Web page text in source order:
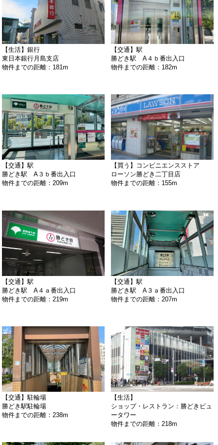
【生活】銀行
東日本銀行月島支店
物件までの距離：181m
【交通】駅
勝どき駅 A４ｂ番出入口
物件までの距離：182m
【交通】駅
勝どき駅 A３ｂ番出入口
物件までの距離：209m
【買う】コンビニエンスストア
ローソン勝どき二丁目店
物件までの距離：155m
【交通】駅
勝どき駅 A４ａ番出入口
物件までの距離：219m
【交通】駅
勝どき駅 A３ａ番出入口
物件までの距離：207m
【交通】駐輪場
勝どき駅駐輪場
物件までの距離：238m
【生活】
ショップ・レストラン：勝どきビュ
ータワー
物件までの距離：218m